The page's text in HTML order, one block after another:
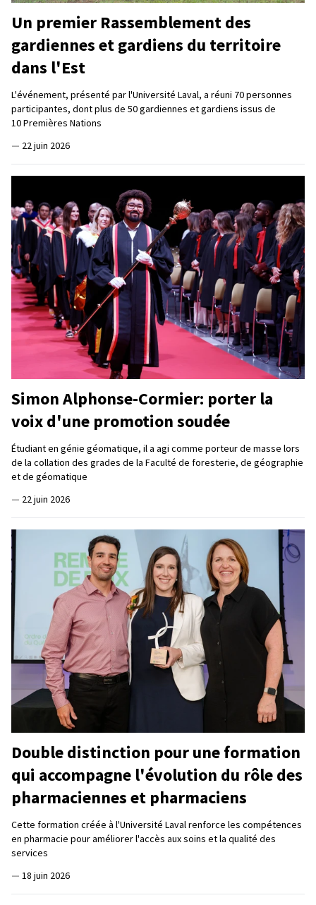
Un premier Rassemblement des
gardiennes et gardiens du territoire
dans l'Est
L'événement, présenté par l'Université Laval, a réuni 70 personnes
participantes, dont plus de 50 gardiennes et gardiens issus de
10 Premières Nations
— 22 juin 2026
Simon Alphonse-Cormier: porter la
voix d'une promotion soudée
Étudiant en génie géomatique, il a agi comme porteur de masse lors
de la collation des grades de la Faculté de foresterie, de géographie
et de géomatique
— 22 juin 2026
Double distinction pour une formation
qui accompagne l'évolution du rôle des
pharmaciennes et pharmaciens
Cette formation créée à l'Université Laval renforce les compétences
en pharmacie pour améliorer l'accès aux soins et la qualité des
services
— 18 juin 2026